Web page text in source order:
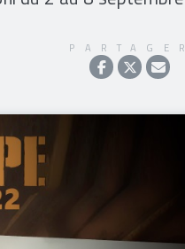
du 2 au 8 septembre